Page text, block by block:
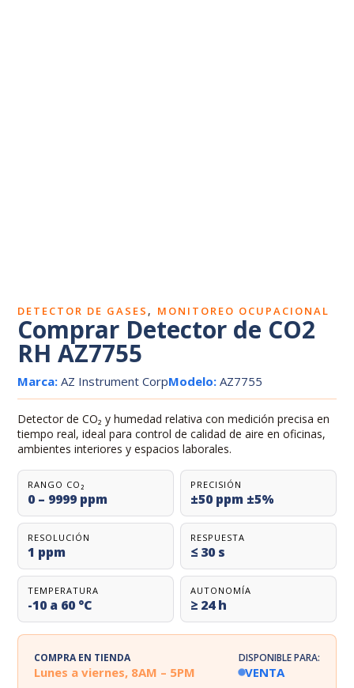
DETECTOR DE GASES , MONITOREO OCUPACIONAL
Comprar Detector de CO2
RH AZ7755
Marca: AZ Instrument CorpModelo: AZ7755
Detector de CO₂ y humedad relativa con medición precisa en
tiempo real, ideal para control de calidad de aire en oficinas,
ambientes interiores y espacios laborales.
RANGO CO₂
0 – 9999 ppm
PRECISIÓN
±50 ppm ±5%
RESOLUCIÓN
1 ppm
RESPUESTA
≤ 30 s
TEMPERATURA
-10 a 60 °C
AUTONOMÍA
≥ 24 h
COMPRA EN TIENDA
Lunes a viernes, 8AM – 5PM
DISPONIBLE PARA:
VENTA